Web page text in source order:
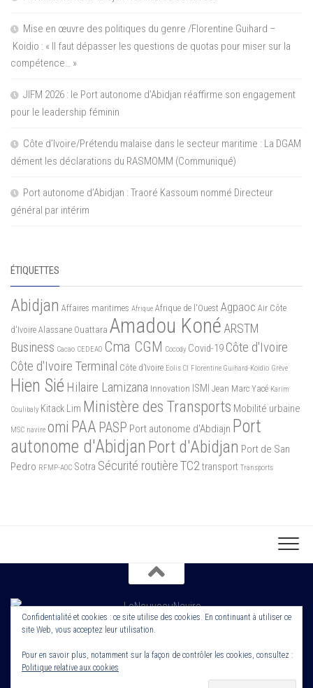
Mise en œuvre des politiques du genre /Florentine Guihard –
Koidio : « Il faut dépasser les questions de quotas pour miser sur la
compétence… »
JIFM 2026 : le Port autonome d’Abidjan réaffirme son engagement
pour le leadership féminin
Côte d’Ivoire/Prétendu malaise dans le secteur maritime : La DGAM
dément les déclarations du RASMOMM (Communiqué)
Port autonome d’Abidjan : Traoré Kassoum nommé Directeur
général par intérim
ÉTIQUETTES
Abidjan Affaires maritimes Afrique Afrique de l'Ouest Agpaoc Air Côte
d'Ivoire Alassane Ouattara Amadou Koné ARSTM
Business Cacao CEDEAO Cma CGM Cocody Covid-19 Côte d'Ivoire
Côte d'Ivoire Terminal Côte d’Ivoire Eolis CI Florentine Guihard-Koidio Grève
Hien Sié Hilaire Lamizana Innovation ISMI Jean Marc Yacé Karim
Coulibaly Kitack Lim Ministère des Transports Mobilité urbaine
MSC navire omi PAA PASP Port autonome d'Abdiajn Port
autonome d'Abidjan Port d'Abidjan Port de San
Pedro RFMP-AOC Sotra Sécurité routièreTC2transport Transports
Copyright 2022. Le Nouveau Navire. Tout droit Réservé. Edité par
Cornerstone ROS
Confidentialité et cookies : ce site utilise des cookies. En continuant à utiliser ce
site Web, vous acceptez leur utilisation.
Pour en savoir plus, notamment sur la façon de contrôler les cookies, consultez :
Politique relative aux cookies